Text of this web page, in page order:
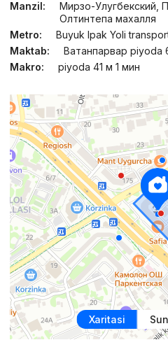
Manzil:
Мирзо-Улугбекский,
Олтинтепа махалля
Metro:
Buyuk Ipak Yoli
Maktab:
Ватанпарвар piyoda
Makro:
piyoda 41 м 1 мин
Xaritasi